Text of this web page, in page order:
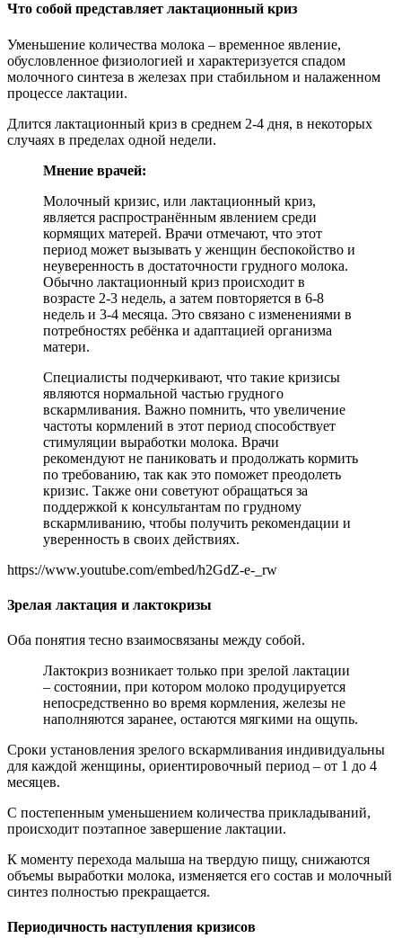
Что собой представляет лактационный криз
Уменьшение количества молока – временное явление,
обусловленное физиологией и характеризуется спадом
молочного синтеза в железах при стабильном и налаженном
процессе лактации.
Длится лактационный криз в среднем 2-4 дня, в некоторых
случаях в пределах одной недели.
Мнение врачей:
Молочный кризис, или лактационный криз,
является распространённым явлением среди
кормящих матерей. Врачи отмечают, что этот
период может вызывать у женщин беспокойство и
неуверенность в достаточности грудного молока.
Обычно лактационный криз происходит в
возрасте 2-3 недель, а затем повторяется в 6-8
недель и 3-4 месяца. Это связано с изменениями в
потребностях ребёнка и адаптацией организма
матери.
Специалисты подчеркивают, что такие кризисы
являются нормальной частью грудного
вскармливания. Важно помнить, что увеличение
частоты кормлений в этот период способствует
стимуляции выработки молока. Врачи
рекомендуют не паниковать и продолжать кормить
по требованию, так как это поможет преодолеть
кризис. Также они советуют обращаться за
поддержкой к консультантам по грудному
вскармливанию, чтобы получить рекомендации и
уверенность в своих действиях.
https://www.youtube.com/embed/h2GdZ-e-_rw
Зрелая лактация и лактокризы
Оба понятия тесно взаимосвязаны между собой.
Лактокриз возникает только при зрелой лактации
– состоянии, при котором молоко продуцируется
непосредственно во время кормления, железы не
наполняются заранее, остаются мягкими на ощупь.
Сроки установления зрелого вскармливания индивидуальны
для каждой женщины, ориентировочный период – от 1 до 4
месяцев.
С постепенным уменьшением количества прикладываний,
происходит поэтапное завершение лактации.
К моменту перехода малыша на твердую пищу, снижаются
объемы выработки молока, изменяется его состав и молочный
синтез полностью прекращается.
Периодичность наступления кризисов